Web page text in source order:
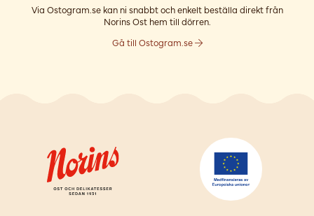
Via Ostogram.se kan ni snabbt och enkelt beställa direkt från
Norins Ost hem till dörren.
Gå till Ostogram.se